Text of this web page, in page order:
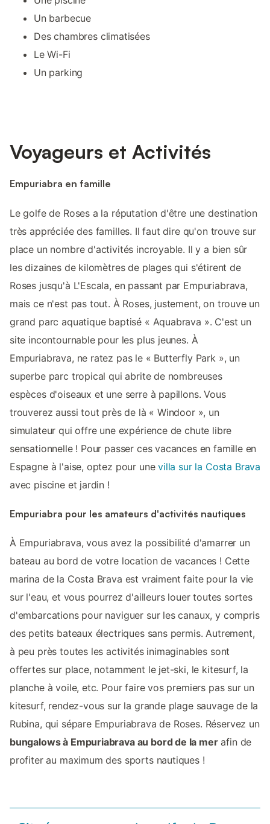
Un barbecue
Des chambres climatisées
Le Wi-Fi
Un parking
Voyageurs et Activités
Empuriabra en famille
Le golfe de Roses a la réputation d'être une destination
très appréciée des familles. Il faut dire qu'on trouve sur
place un nombre d'activités incroyable. Il y a bien sûr
les dizaines de kilomètres de plages qui s'étirent de
Roses jusqu'à L'Escala, en passant par Empuriabrava,
mais ce n'est pas tout. À Roses, justement, on trouve un
grand parc aquatique baptisé « Aquabrava ». C'est un
site incontournable pour les plus jeunes. À
Empuriabrava, ne ratez pas le « Butterfly Park », un
superbe parc tropical qui abrite de nombreuses
espèces d'oiseaux et une serre à papillons. Vous
trouverez aussi tout près de là « Windoor », un
simulateur qui offre une expérience de chute libre
sensationnelle ! Pour passer ces vacances en famille en
Espagne à l'aise, optez pour unevilla sur la Costa Brava
avec piscine et jardin !
Empuriabra pour les amateurs d'activités nautiques
À Empuriabrava, vous avez la possibilité d'amarrer un
bateau au bord de votre location de vacances ! Cette
marina de la Costa Brava est vraiment faite pour la vie
sur l'eau, et vous pourrez d'ailleurs louer toutes sortes
d'embarcations pour naviguer sur les canaux, y compris
des petits bateaux électriques sans permis. Autrement,
à peu près toutes les activités inimaginables sont
offertes sur place, notamment le jet-ski, le kitesurf, la
planche à voile, etc. Pour faire vos premiers pas sur un
kitesurf, rendez-vous sur la grande plage sauvage de la
Rubina, qui sépare Empuriabrava de Roses. Réservez un
bungalows à Empuriabrava au bord de la merafin de
profiter au maximum des sports nautiques !